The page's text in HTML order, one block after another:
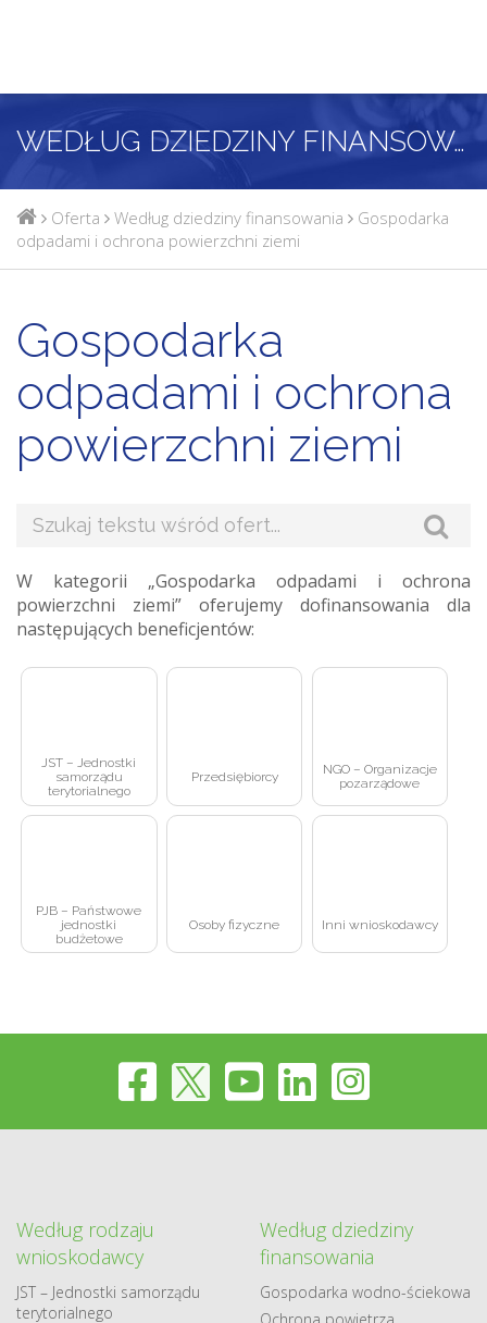
WEDŁUG DZIEDZINY FINANSOWANIA
Oferta Według dziedziny finansowania
Gospodarka
odpadami i ochrona powierzchni ziemi
Gospodarka
odpadami i ochrona
powierzchni ziemi
W kategorii „Gospodarka odpadami i ochrona
powierzchni ziemi” oferujemy dofinansowania dla
następujących beneficjentów:
JST – Jednostki
samorządu
terytorialnego
Przedsiębiorcy
NGO – Organizacje
pozarządowe
PJB – Państwowe
jednostki
budżetowe
Osoby fizyczne Inni wnioskodawcy
Według rodzaju
wnioskodawcy
JST – Jednostki samorządu
terytorialnego
Według dziedziny
finansowania
Gospodarka​ wodno​-ściekowa